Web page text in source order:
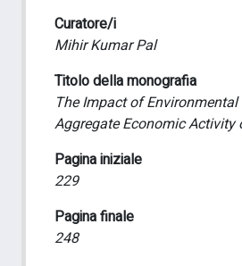
Curatore/i
Mihir Kumar Pal
Titolo della monografia
The Impact of
Aggregate Economic Activity
Pagina iniziale
229
Pagina finale
248